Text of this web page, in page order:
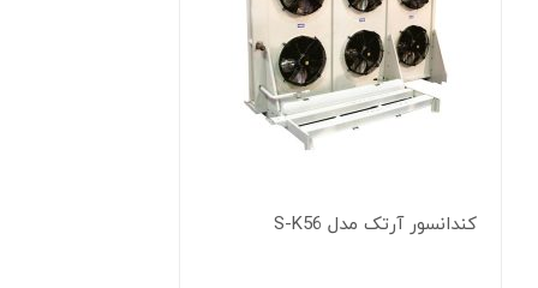
کندانسور آرتک مدل S-K56